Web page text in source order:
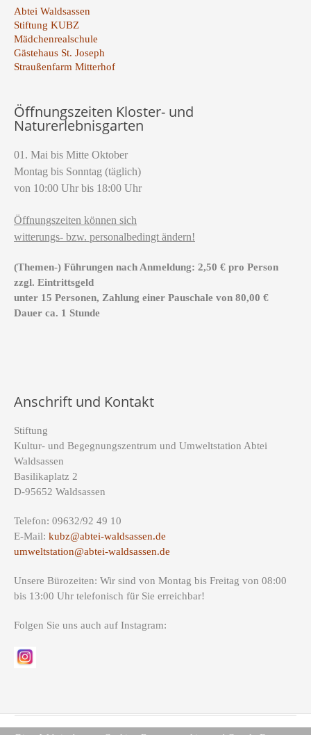
Abtei Waldsassen
Stiftung KUBZ
Mädchenrealschule
Gästehaus St. Joseph
Straußenfarm Mitterhof
Öffnungszeiten Kloster- und
Naturerlebnisgarten
01. Mai bis Mitte Oktober
Montag bis Sonntag (täglich)
von 10:00 Uhr bis 18:00 Uhr
Öffnungszeiten können sich
witterungs- bzw. personalbedingt ändern!
(Themen-) Führungen nach Anmeldung: 2,50 € pro Person
zzgl. Eintrittsgeld
unter 15 Personen, Zahlung einer Pauschale von 80,00 €
Dauer ca. 1 Stunde
Anschrift und Kontakt
Stiftung
Kultur- und Begegnungszentrum und Umweltstation Abtei
Waldsassen
Basilikaplatz 2
D-95652 Waldsassen
Telefon: 09632/92 49 10
E-Mail: kubz@abtei-waldsassen.de
umweltstation@abtei-waldsassen.de
Unsere Bürozeiten: Wir sind von Montag bis Freitag von 08:00
bis 13:00 Uhr telefonisch für Sie erreichbar!
Folgen Sie uns auch auf Instagram: